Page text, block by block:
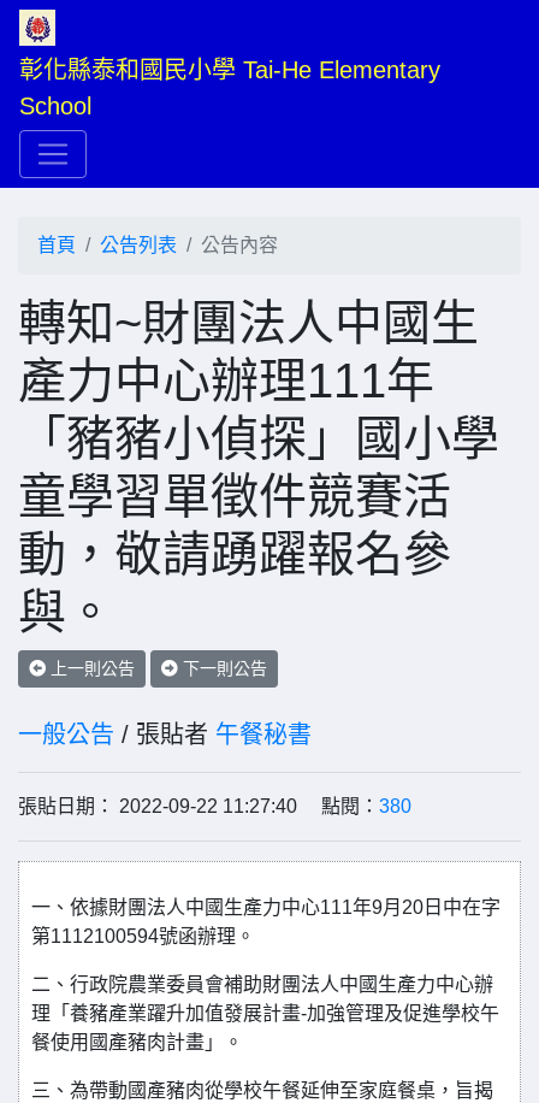
彰化縣泰和國民小學 Tai-He Elementary
School
首頁 公告列表 公告內容
轉知~財團法人中國生
產力中心辦理111年
「豬豬小偵探」國小學
童學習單徵件競賽活
動，敬請踴躍報名參
與。
上一則公告 下一則公告
一般公告 / 張貼者 午餐秘書
張貼日期： 2022-09-22 11:27:40 點閱： 380
一、依據財團法人中國生產力中心111年9月20日中在字
第1112100594號函辦理。
二、行政院農業委員會補助財團法人中國生產力中心辦
理「養豬產業躍升加值發展計畫-加強管理及促進學校午
餐使用國產豬肉計畫」。
三、為帶動國產豬肉從學校午餐延伸至家庭餐桌，旨揭